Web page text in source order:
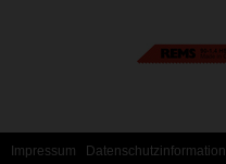
Impressum Datenschutzinformation